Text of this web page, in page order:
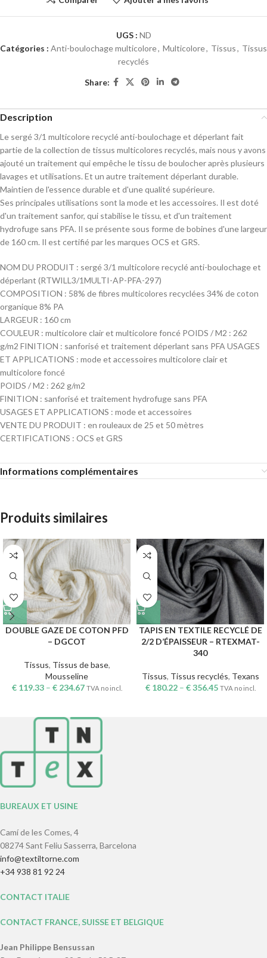
UGS : ND
Catégories : Anti-boulochage multicolore, Multicolore, Tissus, Tissus
recyclés
Share:
Description
Le sergé 3/1 multicolore recyclé anti-boulochage et déperlant fait
partie de la collection de tissus multicolores recyclés, mais nous y avons
ajouté un traitement qui empêche le tissu de boulocher après plusieurs
lavages et utilisations. Et un autre traitement déperlant durable.
Maintien de l'essence durable et d'une qualité supérieure.
Ses principales utilisations sont la mode et les accessoires. Il est doté
d'un traitement sanfor, qui stabilise le tissu, et d'un traitement
hydrofuge sans PFA. Il se présente sous forme de bobines d'une largeur
de 160 cm. Il est certifié par les marques OCS et GRS.
NOM DU PRODUIT : sergé 3/1 multicolore recyclé anti-boulochage et
déperlant (RTWILL3/1MULTI-AP-PFA-297)
COMPOSITION : 58% de fibres multicolores recyclées 34% de coton
organique 8% PA
LARGEUR : 160 cm
COULEUR : multicolore clair et multicolore foncé POIDS / M2 : 262
g/m2 FINITION : sanforisé et traitement déperlant sans PFA USAGES
ET APPLICATIONS : mode et accessoires multicolore clair et
multicolore foncé
POIDS / M2 : 262 g/m2
FINITION : sanforisé et traitement hydrofuge sans PFA
USAGES ET APPLICATIONS : mode et accessoires
VENTE DU PRODUIT : en rouleaux de 25 et 50 mètres
CERTIFICATIONS : OCS et GRS
Informations complémentaires
Produits similaires
DOUBLE GAZE DE COTON PFD
– DGCOT
Tissus, Tissus de base,
Mousseline
€119.33– €234.67 TVA no incl.
TAPIS EN TEXTILE RECYCLÉ DE
2/2 D’ÉPAISSEUR – RTEXMAT-
340
Tissus, Tissus recyclés, Texans
€180.22– €356.45 TVA no incl.
BUREAUX ET USINE
Camí de les Comes, 4
08274 Sant Feliu Sasserra, Barcelona
info@textiltorne.com
+34 938 81 92 24
CONTACT ITALIE
CONTACT FRANCE, SUISSE ET BELGIQUE
Jean Philippe Bensussan